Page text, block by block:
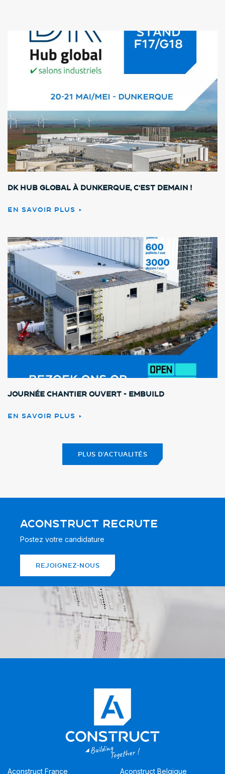
DK HUB GLOBAL à Dunkerque, c'est demain !
EN SAVOIR PLUS
Journée chantier ouvert - Embuild
EN SAVOIR PLUS
PLUS D'ACTUALITÉS
ACONSTRUCT RECRUTE
Postez votre candidature
REJOIGNEZ-NOUS
Aconstruct France Aconstruct Belgique